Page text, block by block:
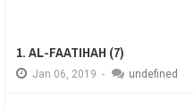
1. AL-FAATIHAH (7)
Jan 06, 2019 - undefined